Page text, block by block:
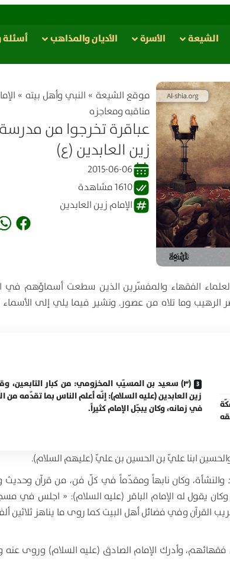
الشيعة الأسرة الأدیان والمذاهب أسئلة
موقع الشیعة » النبي وأهل بيته »
مناقبه ومعاجزه
عباقرة تخرجوا من مدرسة
زين العابدين (ع)
2015-06-06
1610 مشاهدة
الإمام زين العابدين
الفقهاء والمفسّرين الذين سطعت أسماؤهم في
وما تلاه من عصور. ونشير فيما يلي إلى
(۳) سعيد بن المسيّب المخزومي: من كبار التابعين،
زين العابدين (عليه السلام): إنّه أعلم الناس بما تقدّمه من
في زمانه، وكان يبجّل الإمام كثيراً.
والنشأة، وكان نابهاً ومقدّماً في كلّ فن، من قرآن وحديث
وكان يقول له الإمام الباقر (عليه السلام): « اجلس في
وفي فضائل أهل البيت كما روى ما يناهز ثلاثين
وأدرك الإمام الصادق (عليه السلام) وروى عنه